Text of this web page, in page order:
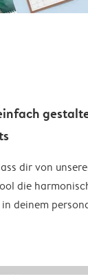
dir von
die
deinem